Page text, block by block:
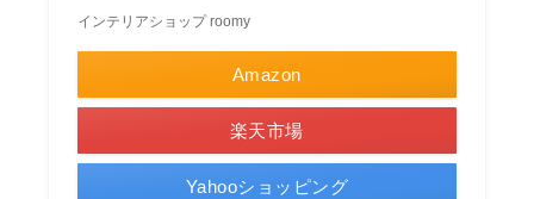
インテリアショップ roomy
Amazon
楽天市場
Yahooショッピング